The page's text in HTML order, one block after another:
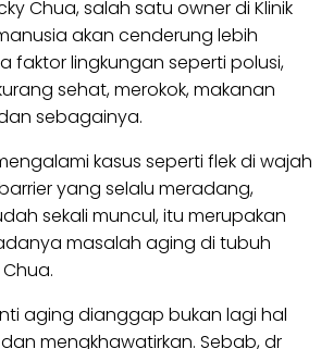
Chua, salah satu owner di Klinik
akan cenderung lebih
faktor lingkungan seperti polusi,
sehat, merokok, makanan
sebagainya.
kasus seperti flek di wajah
yang selalu meradang,
sekali muncul, itu merupakan
masalah aging di tubuh
aging dianggap bukan lagi hal
mengkhawatirkan. Sebab, dr